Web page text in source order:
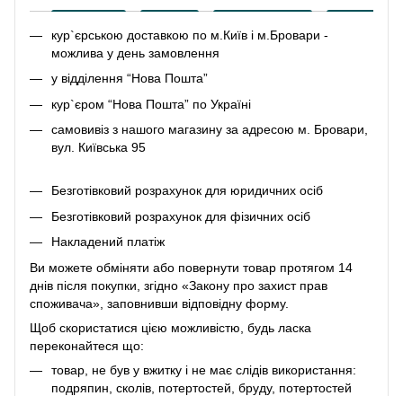
кур`єрською доставкою по м.Київ і м.Бровари -
можлива у день замовлення
у відділення “Нова Пошта”
кур`єром “Нова Пошта” по Україні
самовивіз з нашого магазину за адресою м. Бровари,
вул. Київська 95
Безготівковий розрахунок для юридичних осіб
Безготівковий розрахунок для фізичних осіб
Накладений платіж
Ви можете обміняти або повернути товар протягом 14
днів після покупки, згідно «Закону про захист прав
споживача», заповнивши відповідну форму.
Щоб скористатися цією можливістю, будь ласка
переконайтеся що:
товар, не був у вжитку і не має слідів використання:
подряпин, сколів, потертостей, бруду, потертостей